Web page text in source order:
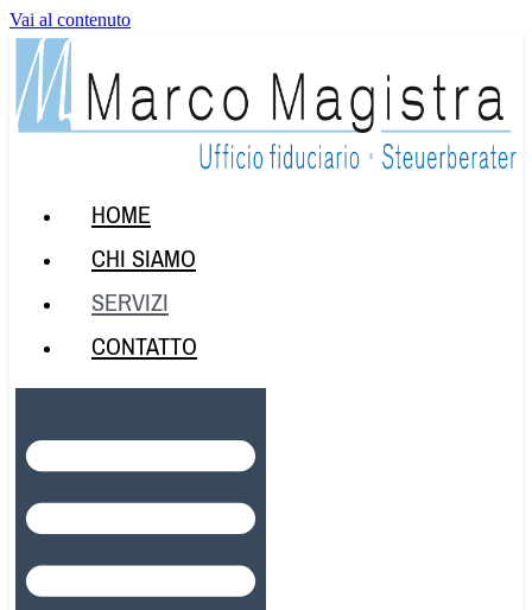
Vai al contenuto
HOME
CHI SIAMO
SERVIZI
CONTATTO